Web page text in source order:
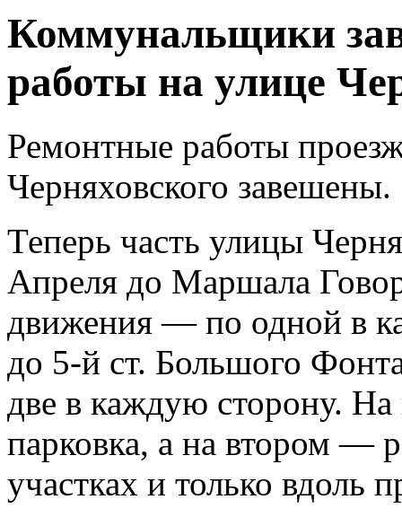
Коммунальщики
работы на улице
Ремонтные работы
Черняховского завешены.
Теперь часть улицы
Апреля до Маршала
движения — по одной в
до 5-й ст. Большого
две в каждую сторону. На
парковка, а на втором —
участках и только вдоль